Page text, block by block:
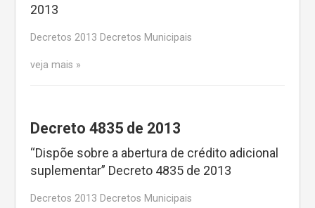
2013
Decretos 2013 Decretos Municipais
veja mais
Decreto 4835 de 2013
“Dispõe sobre a abertura de crédito adicional
suplementar” Decreto 4835 de 2013
Decretos 2013 Decretos Municipais